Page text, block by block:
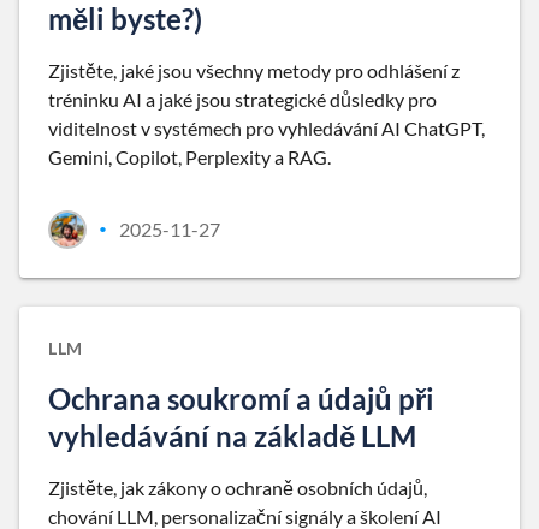
měli byste?)
Zjistěte, jaké jsou všechny metody pro odhlášení z
tréninku AI a jaké jsou strategické důsledky pro
viditelnost v systémech pro vyhledávání AI ChatGPT,
Gemini, Copilot, Perplexity a RAG.
• 2025-11-27
LLM
Ochrana soukromí a údajů při
vyhledávání na základě LLM
Zjistěte, jak zákony o ochraně osobních údajů,
chování LLM, personalizační signály a školení AI